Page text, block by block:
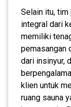
Selain itu,
integral dari
memiliki
pemasangan
dari insinyur,
klien untuk
ruang sauna